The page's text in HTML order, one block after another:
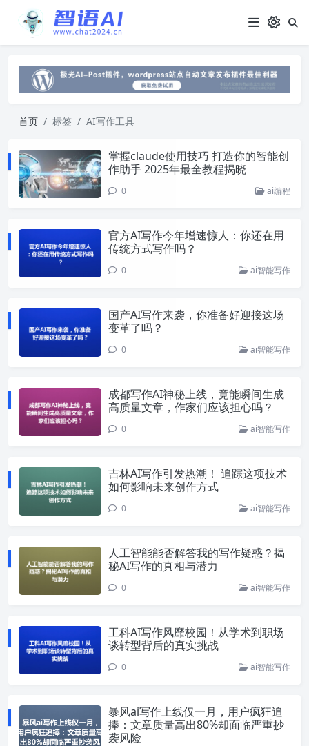
首页 标签 AI写作工具
掌握claude使用技巧 打造你的智能创
作助手 2025年最全教程揭晓
0 ai编程
官方AI写作今年增速惊人：你还在用
传统方式写作吗？
0 ai智能写作
国产AI写作来袭，你准备好迎接这场
变革了吗？
0 ai智能写作
成都写作AI神秘上线，竟能瞬间生成
高质量文章，作家们应该担心吗？
0 ai智能写作
吉林AI写作引发热潮！ 追踪这项技术
如何影响未来创作方式
0 ai智能写作
人工智能能否解答我的写作疑惑？揭
秘AI写作的真相与潜力
0 ai智能写作
工科AI写作风靡校园！从学术到职场
谈转型背后的真实挑战
0 ai智能写作
暴风ai写作上线仅一月，用户疯狂追
捧：文章质量高出80%却面临严重抄
袭风险